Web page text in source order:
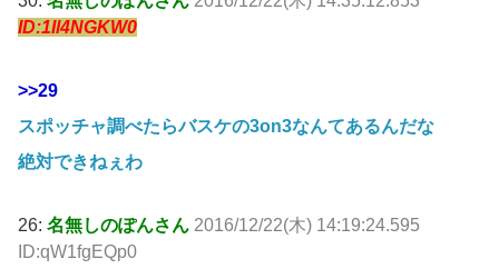
ID:1Il4NGKW0
>>29
スポッチャ調べたらバスケの3on3なんてあるんだな
絶対できねぇわ
26: 名無しのぽんさん 2016/12/22(木) 14:19:24.595
ID:qW1fgEQp0